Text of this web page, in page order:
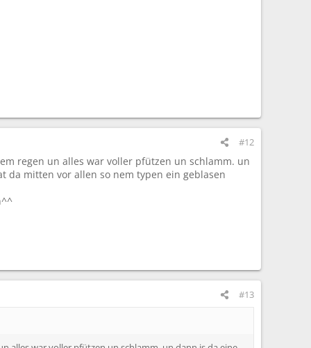
#12
regen un alles war voller pfützen un schlamm. un
da mitten vor allen so nem typen ein geblasen
#13